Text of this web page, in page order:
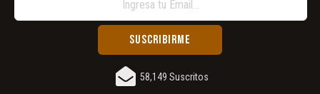
58,149 Suscritos